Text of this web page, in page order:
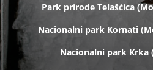
Park prirode Telašćica (
Nacionalni park Kornati (
Nacionalni park Krka